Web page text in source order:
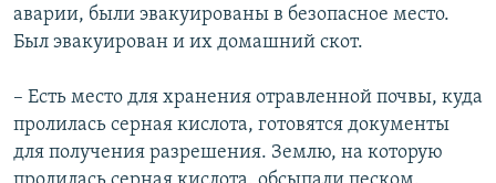
аварии, были эвакуированы в безопасное место.
Был эвакуирован и их домашний скот.
– Есть место для хранения отравленной почвы, куда
пролилась серная кислота, готовятся документы
для получения разрешения. Землю, на которую